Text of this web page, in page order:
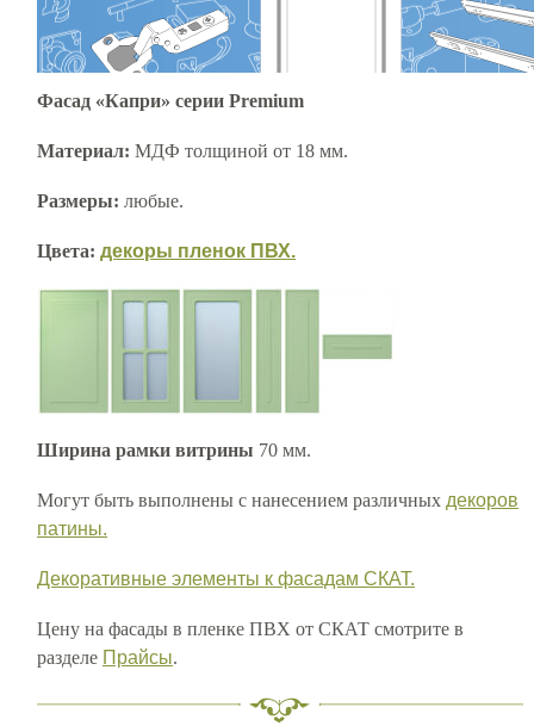
Фасад «Капри» серии Premium
Материал: МДФ толщиной от 18 мм.
Размеры: любые.
Цвета: декоры пленок ПВХ.
Ширина рамки витрины 70 мм.
Могут быть выполнены с нанесением различных декоров
патины.
Декоративные элементы к фасадам СКАТ.
Цену на фасады в пленке ПВХ от СКАТ смотрите в
разделе Прайсы.